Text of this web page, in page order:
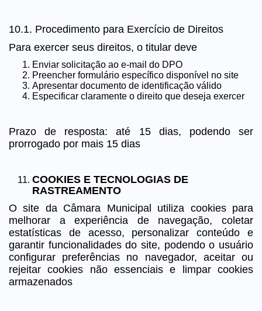
10.1. Procedimento para Exercício de Direitos
Para exercer seus direitos, o titular deve
Enviar solicitação ao e-mail do DPO
Preencher formulário específico disponível no site
Apresentar documento de identificação válido
Especificar claramente o direito que deseja exercer
Prazo de resposta: até 15 dias, podendo ser
prorrogado por mais 15 dias
COOKIES E TECNOLOGIAS DE
RASTREAMENTO
O site da Câmara Municipal utiliza cookies para
melhorar a experiência de navegação, coletar
estatísticas de acesso, personalizar conteúdo e
garantir funcionalidades do site, podendo o usuário
configurar preferências no navegador, aceitar ou
rejeitar cookies não essenciais e limpar cookies
armazenados